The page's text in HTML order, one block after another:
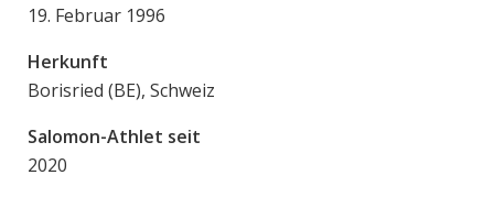
19. Februar 1996
Herkunft
Borisried (BE), Schweiz
Salomon-Athlet seit
2020